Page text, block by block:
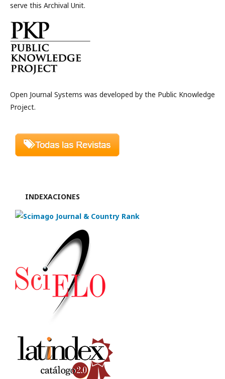
serve this Archival Unit.
Open Journal Systems was developed by the Public Knowledge
Project.
INDEXACIONES